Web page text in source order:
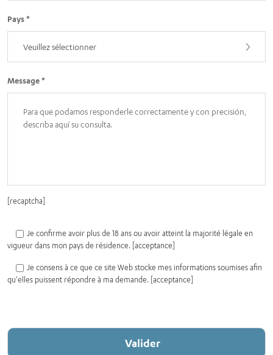
Pays *
Veuillez sélectionner
Message *
[recaptcha]
Je confirme avoir plus de 18 ans ou avoir atteint la majorité légale en
vigueur dans mon pays de résidence. [acceptance]
Je consens à ce que ce site Web stocke mes informations soumises afin
qu'elles puissent répondre à ma demande. [acceptance]